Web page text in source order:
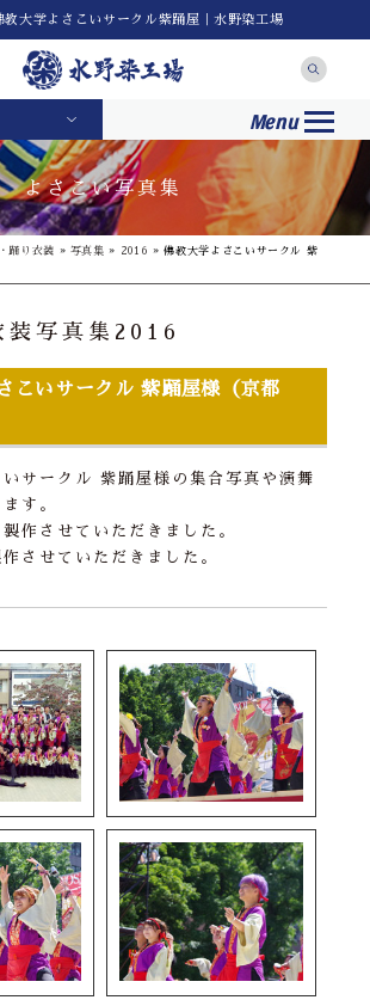
教大学よさこいサークル紫踊屋｜水野染工場
Menu
よさこい写真集
踊り衣装 » 写真集 » 2016 »佛教大学よさこいサークル 紫
装写真集2016
こいサークル 紫踊屋様（京都
サークル 紫踊屋様の集合写真や演舞
す。
作させていただきました。
させていただきました。